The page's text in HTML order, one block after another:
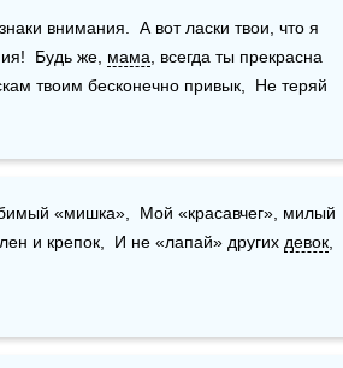
внимания.  А вот ласки твои, что я
Будь же, мама , всегда ты прекрасна
твоим бесконечно привык,  Не теряй
«мишка»,  Мой «красавчег», милый
и крепок,  И не «лапай» других девок